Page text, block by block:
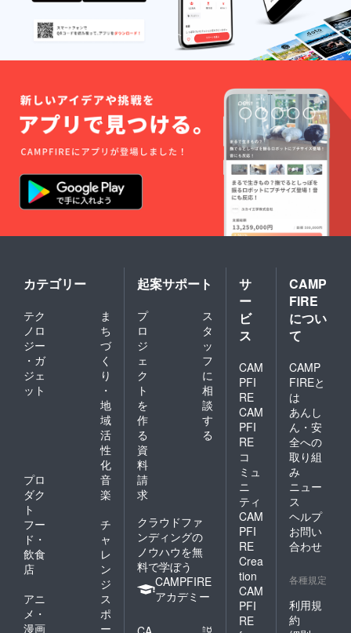
カテゴリー
テク
ノロ
ジー
・ガ
ジェ
ット
ま
ち
づ
く
り
・
地
域
活
性
化
プロ
ダク
ト
音
楽
フー
ド・
飲食
店
チ
ャ
レ
ン
ジ
アニ
メ・
漫画
ス
ポ
ー
起案サポート
プ
ロ
ジ
ェ
ク
ト
を
作
る
ス
タ
ッ
フ
に
相
談
す
る
資
料
請
求
クラウドファ
ンディングの
ノウハウを無
料で学ぼう
CAMPFIRE
アカデミー
サ
ー
ビ
ス
CAM
PFI
RE
CAM
PFI
RE
コ
ミュ
ニ
ティ
CAM
PFI
RE
Crea
tion
CAM
PFI
RE
CAMP
FIRE
につい
て
CAMP
FIREと
は
あんし
ん・安
全への
取り組
み
ニュー
ス
ヘルプ
お問い
合わせ
各種規定
利用規
約